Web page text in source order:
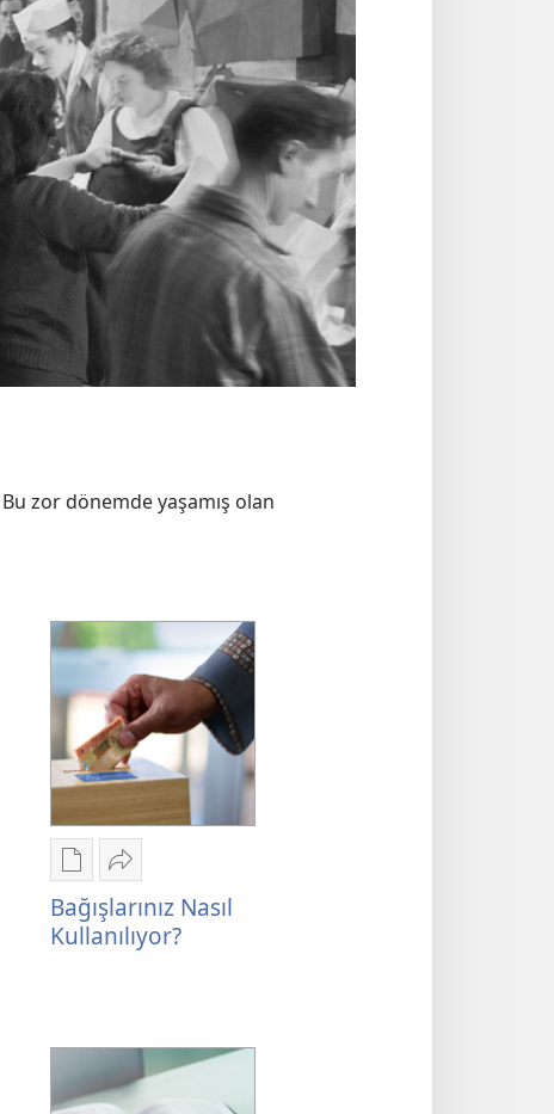
zor dönemde yaşamış olan
Dijital
yayınları
indirme
seçenekleri
Kullanılıyor?
Paylaş
Bağışlarınız
Nasıl
Kullanılıyor?
Bağışlarınız Nasıl
Kullanılıyor?